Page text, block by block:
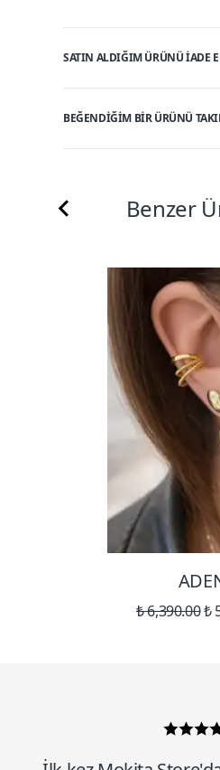
SATIN ALDIĞIM ÜRÜNÜ IADE
BEĞENDIĞIM BIR ÜRÜNÜ
Benzer
₺ 6,390.00₺